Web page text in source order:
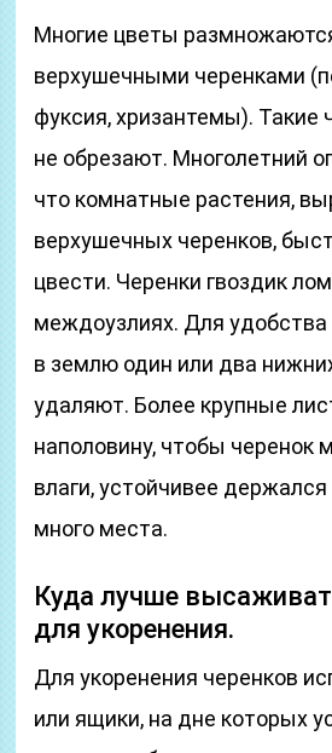
Многие цветы
верхушечными черенками
фуксия, хризантемы). Такие
не обрезают. Многолетний
что комнатные растения,
верхушечных черенков,
цвести. Черенки гвоздик
междоузлиях. Для удобства
в землю один или два
удаляют. Более крупные
наполовину, чтобы черенок
влаги, устойчивее
много места.
Куда лучше
для укоренения.
Для укоренения черенков
или ящики, на дне которых